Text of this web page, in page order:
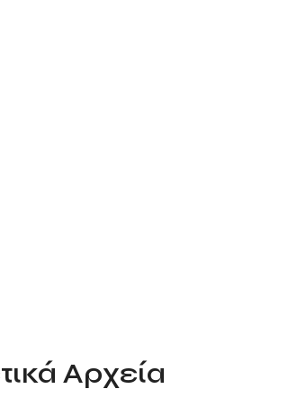
Αρχεία